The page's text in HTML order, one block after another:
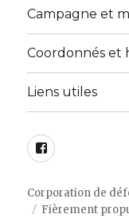
Campagne et
Coordonnés et
Liens utiles
Facebook
Corporation de
Fièrement